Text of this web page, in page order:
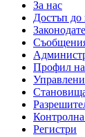
За нас
Достъп
Профил на
Регистри